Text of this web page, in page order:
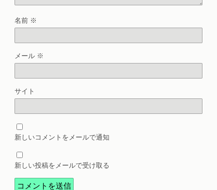
名前 ※
メール ※
サイト
新しいコメントをメールで通知
新しい投稿をメールで受け取る